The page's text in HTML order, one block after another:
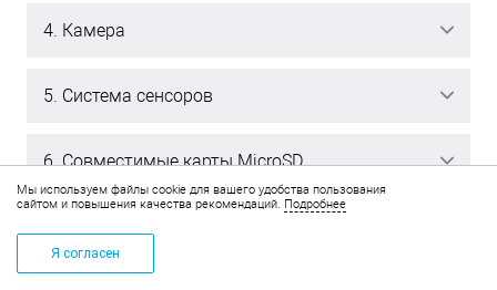
4. Камера
5. Система сенсоров
6. Совместимые карты MicroSD
КОРЗИНА
Мы используем файлы cookie для вашего удобства пользования
сайтом и повышения качества рекомендаций. Подробнее
Я согласен